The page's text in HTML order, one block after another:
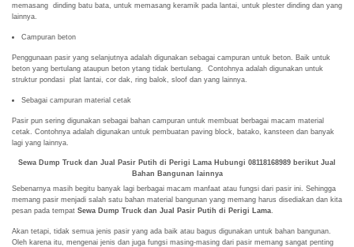
memasang dinding batu bata, untuk memasang keramik pada lantai, untuk plester dinding dan yang
lainnya.
Campuran beton
Penggunaan pasir yang selanjutnya adalah digunakan sebagai campuran untuk beton. Baik untuk
beton yang bertulang ataupun beton ytang tidak bertulang. Contohnya adalah digunakan untuk
struktur pondasi plat lantai, cor dak, ring balok, sloof dan yang lainnya.
Sebagai campuran material cetak
Pasir pun sering digunakan sebagai bahan campuran untuk membuat berbagai macam material
cetak. Contohnya adalah digunakan untuk pembuatan paving block, batako, kansteen dan banyak
lagi yang lainnya.
Sewa Dump Truck dan Jual Pasir Putih di Perigi Lama Hubungi 08118168989 berikut Jual
Bahan Bangunan lainnya
Sebenarnya masih begitu banyak lagi berbagai macam manfaat atau fungsi dari pasir ini. Sehingga
memang pasir menjadi salah satu bahan material bangunan yang memang harus disediakan dan kita
pesan pada tempat Sewa Dump Truck dan Jual Pasir Putih di Perigi Lama.
Akan tetapi, tidak semua jenis pasir yang ada baik atau bagus digunakan untuk bahan bangunan.
Oleh karena itu, mengenai jenis dan juga fungsi masing-masing dari pasir memang sangat penting